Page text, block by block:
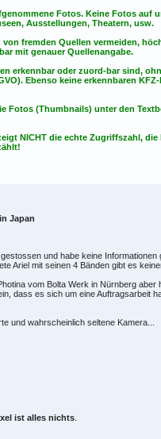
Fotos. Keine Fotos auf
Ausstellungen, Theatern, usw.
von fremden Quellen vermeiden,
mit genauer Quellenangabe.
erkennbar oder zuord-bar sind,
Ebenso keine erkennbaren
Fotos (Thumbnails) unter den
NICHT die echte Zugriffszahl,
Japan
und habe keine Informationen
Ariel mit seinen 4 Bänden gibt es
vom Bolta Werk in Nürnberg aber
dass es sich um eine Auftragsarbeit
und wahrscheinlich seltene Kamera...
ist alles nichts